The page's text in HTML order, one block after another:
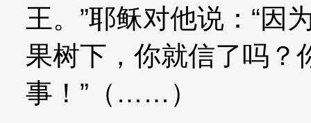
王。”耶稣对他说：“因
果树下，你就信了吗？
事！”（……）